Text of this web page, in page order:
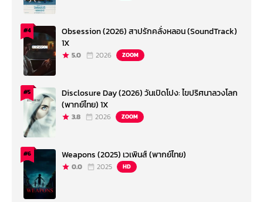
#4
Obsession (2026) สาปรักคลั่งหลอน (SoundTrack)
1X
5.0 2026 ZOOM
#5
Disclosure Day (2026) วันเปิดโปง: ไขปริศนาลวงโลก
(พากย์ไทย) 1X
3.8 2026 ZOOM
#6 Weapons (2025) เวเพินส์ (พากย์ไทย)
0.0 2025 HD